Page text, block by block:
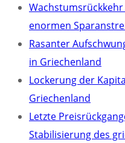
enormen
Rasanter
in Griechenland
Lockerung der
Griechenland
Letzte
Stabilisierung des